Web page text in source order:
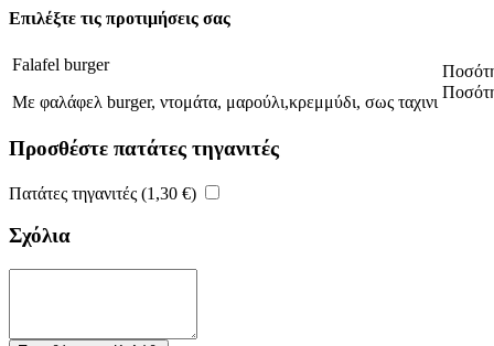
Επιλέξτε τις προτιμήσεις σας
Falafel burger
Με φαλάφελ burger, ντομάτα, μαρούλι,κρεμμύδι, σως ταχινι
Προσθέστε πατάτες τηγανιτές
Πατάτες τηγανιτές (1,30 €)
Σχόλια